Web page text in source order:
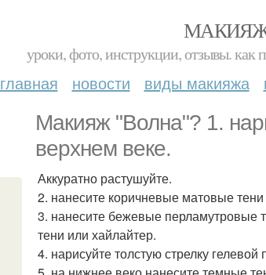
МАКИЯЖ
уроки, фото, инструкции, отзывы. как
главная новости виды макияжа
Макияж "Волна"? 1.
верхнем веке.
Аккуратно растушуйте.
2. нанесите коричневые матовые
3. нанесите бежевые перламутровые
тени или хайлайтер.
4. нарисуйте толстую стрелку гелевой